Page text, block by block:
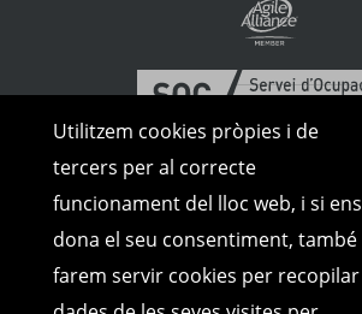
Utilitzem cookies pròpies i de
tercers per al correcte
funcionament del lloc web, i si ens
dona el seu consentiment, també
farem servir cookies per recopilar